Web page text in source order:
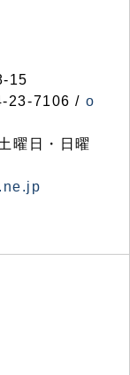
15
23-7106 / o
曜日・日曜